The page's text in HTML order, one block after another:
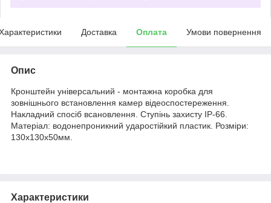
Доставка Оплата Умови повернення
Опис
Кронштейн універсальний - монтажна коробка для
зовнішнього встановлення камер відеоспостереження.
Накладний спосіб всановлення. Ступінь захисту IP-66.
Матеріал: водонепроникний ударостійкий пластик. Розміри:
130х130х50мм.
Характеристики